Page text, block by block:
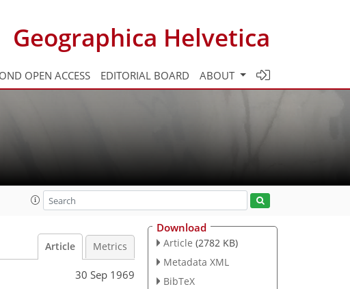
Geographica Helvetica
OPEN ACCESS EDITORIAL BOARD ABOUT
Article Metrics
30 Sep 1969
Download
Article (2782 KB)
Metadata XML
BibTeX